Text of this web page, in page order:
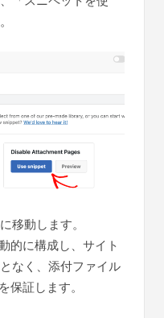
移動します。
的に構成し、サイト
なく、添付ファイル
保証します。